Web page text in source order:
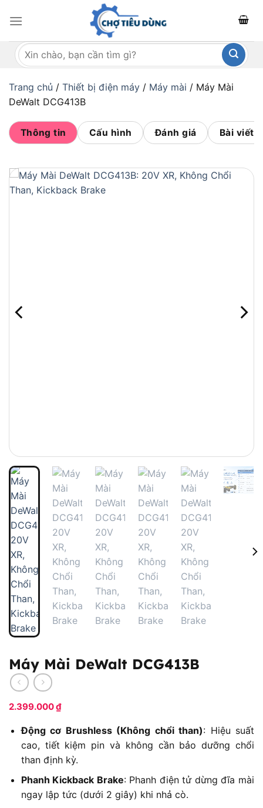
qua
dungTìm
kiếm:
Trang chủ / Thiết bị điện máy / Máy mài / Máy Mài
DeWalt DCG413B
Thông tin Cấu hình Đánh giá Bài viết
Máy Mài DeWalt DCG413B
2.399.000₫
Động cơ Brushless (Không chổi than): Hiệu suất
cao, tiết kiệm pin và không cần bảo dưỡng chổi
than định kỳ.
Phanh Kickback Brake: Phanh điện tử dừng đĩa mài
ngay lập tức (dưới 2 giây) khi nhả cò.